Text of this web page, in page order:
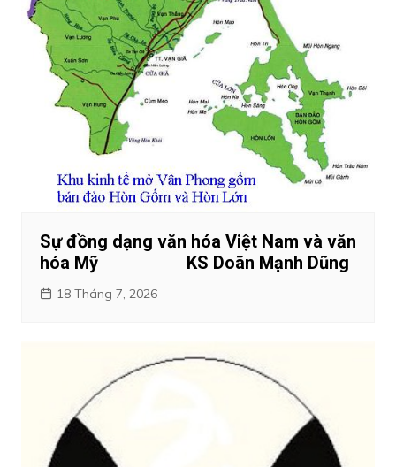
Sự đồng dạng văn hóa Việt Nam và văn
hóa Mỹ KS Doãn Mạnh Dũng
18 Tháng 7, 2026